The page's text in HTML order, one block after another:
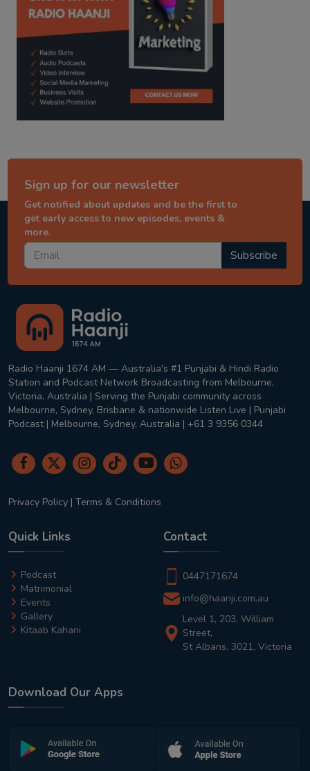
Sign up for our newsletter
Get notified about updates and be the first to
get early access to new episodes, events &
more.
Subscribe
Radio Haanji 1674 AM — Australia's #1 Punjabi & Hindi Radio
Station and Podcast Network Broadcasting from Melbourne,
Victoria, Australia | Serving the Punjabi community across
Melbourne, Sydney, Brisbane & nationwide Listen Live | Punjabi
Podcast | Melbourne, Sydney, Australia | +61 3 9356 0344
Privacy Policy | Terms & Conditions
Quick Links
Podcast
Matrimonial
Events
Gallery
Kitaab Kahani
Contact
0447171674
info@haanji.com.au
Level 1, 203, William
Street,
St Albans, 3021, Victoria
Download Our Apps